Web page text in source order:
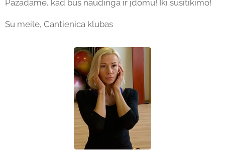
Pažadame, kad bus naudinga ir įdomu! Iki susitikimo!
Su meile, Cantienica klubas